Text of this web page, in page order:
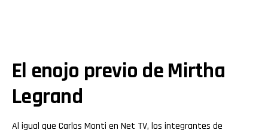
El enojo previo de Mirtha
Legrand
Al igual que Carlos Monti en Net TV, los integrantes de